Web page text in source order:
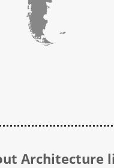
Architecture